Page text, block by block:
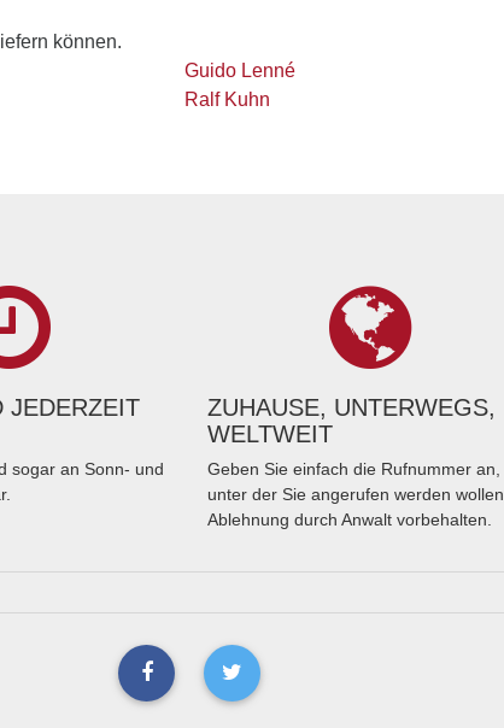
können.
Guido Lenné
Ralf Kuhn
JEDERZEIT
sogar an Sonn- und
ZUHAUSE, UNTERWEGS,
WELTWEIT
Geben Sie einfach die Rufnummer an,
unter der Sie angerufen werden wollen.
Ablehnung durch Anwalt vorbehalten.